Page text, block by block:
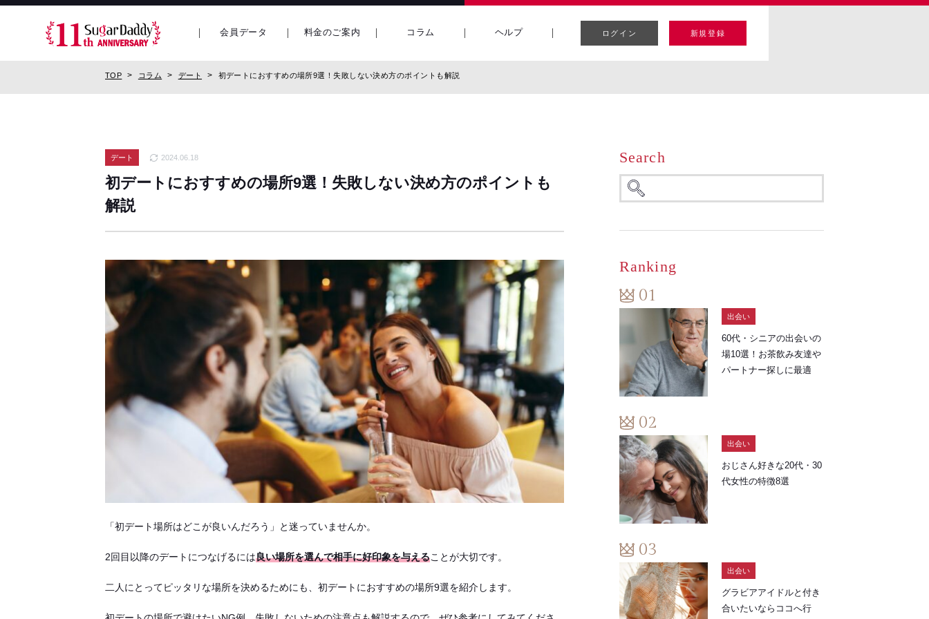
会員データ 料金のご案内 コラム ヘルプ ログイン 新規登録
TOP コラム デート 初デートにおすすめの場所9選！失敗しない決め方のポイントも解説
デート 2024.06.18
初デートにおすすめの場所9選！失敗しない決め方のポイントも
解説
「初デート場所はどこが良いんだろう」と迷っていませんか。
2回目以降のデートにつなげるには良い場所を選んで相手に好印象を与えることが大切です。
二人にとってピッタリな場所を決めるためにも、初デートにおすすめの場所9選を紹介します。
Search
Ranking
出会い
60代・シニアの出会いの
場10選！お茶飲み友達や
パートナー探しに最適
出会い
おじさん好きな20代・30
代女性の特徴8選
出会い
グラビアアイドルと付き
合いたいならココへ行